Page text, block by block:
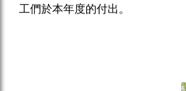
工們於本年度的付出。